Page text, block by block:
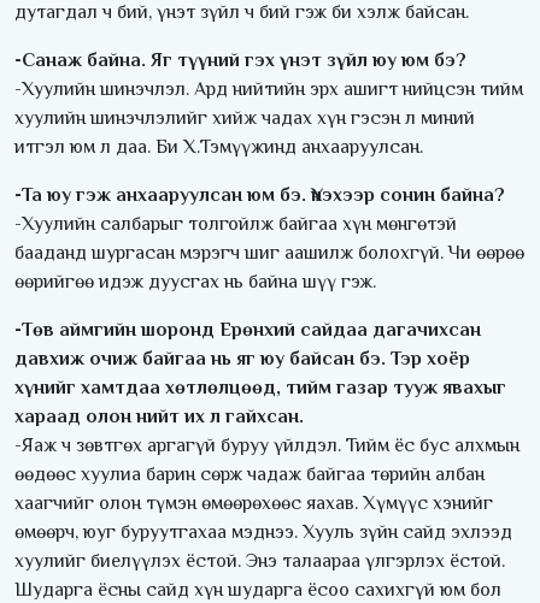
дутагдал ч бий, үнэт зүйл ч бий гэж би хэлж байсан.
-Санаж байна. Яг түүний гэх үнэт зүйл юу юм бэ?
-Хуулийн шинэчлэл. Ард нийтийн эрх ашигт нийцсэн тийм
хуулийн шинэчлэлийг хийж чадах хүн гэсэн л миний
итгэл юм л даа. Би Х.Тэмүүжинд анхааруулсан.
-Та юу гэж анхааруулсан юм бэ. Үнэхээр сонин байна?
-Хуулийн салбарыг толгойлж байгаа хүн мөнгөтэй
бааданд шургасан мэрэгч шиг аашилж болохгүй. Чи өөрөө
өөрийгөө идэж дуусгах нь байна шүү гэж.
-Төв аймгийн шоронд Ерөнхий сайдаа дагачихсан
давхиж очиж байгаа нь яг юу байсан бэ. Тэр хоёр
хүнийг хамтдаа хөтлөлцөөд, тийм газар тууж явахыг
хараад олон нийт их л гайхсан.
-Яаж ч зөвтгөх аргагүй буруу үйлдэл. Тийм ёс бус алхмын
өөдөөс хуулиа барин сөрж чадаж байгаа төрийн албан
хаагчийг олон түмэн өмөөрөхөөс яахав. Хүмүүс хэнийг
өмөөрч, юуг буруутгахаа мэднээ. Хууль зүйн сайд эхлээд
хуулийг биелүүлэх ёстой. Энэ талаараа үлгэрлэх ёстой.
Шударга ёсны сайд хүн шударга ёсоо сахихгүй юм бол